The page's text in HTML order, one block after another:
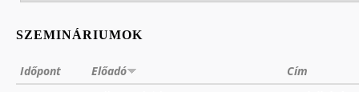
SZEMINÁRIUMOK
Időpont Előadó
Cím